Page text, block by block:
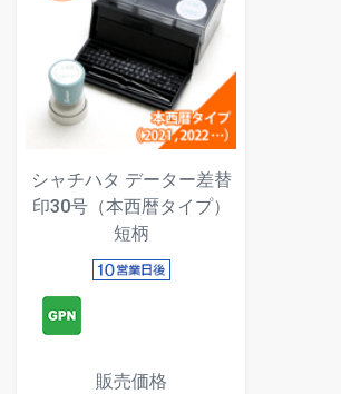
シャチハタ データー差替
印30号（本西暦タイプ）
短柄
販売価格